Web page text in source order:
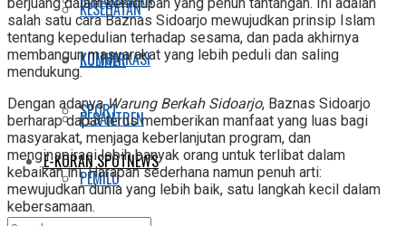
KESEHATAN
KULINER
SPORT
E-KORAN SPOTNEWS
KOMUNIKASI
PESANTREN
PEMILU
berjuang dalam kehidupan yang penuh tantangan. Ini adalah
salah satu cara Baznas Sidoarjo mewujudkan prinsip Islam
tentang kepedulian terhadap sesama, dan pada akhirnya
membangun masyarakat yang lebih peduli dan saling
mendukung.
Dengan adanyaWarung Berkah Sidoarjo, Baznas Sidoarjo
berharap dapat terus memberikan manfaat yang luas bagi
masyarakat, menjaga keberlanjutan program, dan
menginspirasi lebih banyak orang untuk terlibat dalam
kebaikan ini. Harapan sederhana namun penuh arti:
mewujudkan dunia yang lebih baik, satu langkah kecil dalam
kebersamaan.